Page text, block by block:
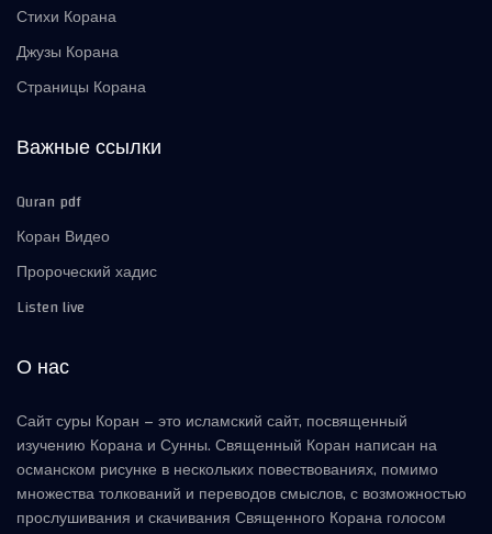
Стихи Корана
Джузы Корана
Страницы Корана
Важные ссылки
Quran pdf
Коран Видео
Пророческий хадис
Listen live
О нас
Сайт суры Коран – это исламский сайт, посвященный
изучению Корана и Сунны. Священный Коран написан на
османском рисунке в нескольких повествованиях, помимо
множества толкований и переводов смыслов, с возможностью
прослушивания и скачивания Священного Корана голосом